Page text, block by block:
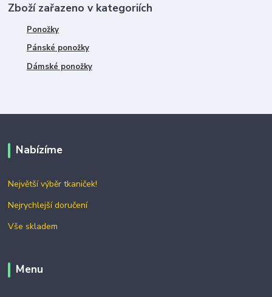
Zboží zařazeno v kategoriích
Ponožky
Pánské ponožky
Dámské ponožky
Nabízíme
Největší výběr tkaniček!
Nejrychlejší doručení
Vše skladem
Menu